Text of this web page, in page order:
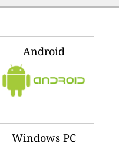
Android
Windows PC